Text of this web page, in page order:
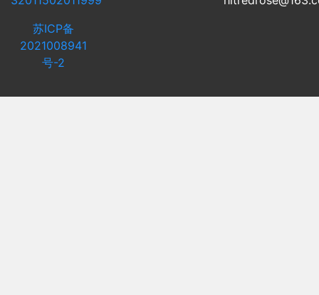
苏ICP备
2021008941
号-2